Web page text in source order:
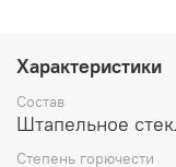
уточняйте по
Характеристики
Состав
Штапельное
Степень горючести